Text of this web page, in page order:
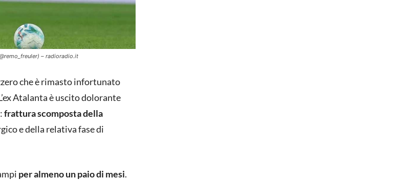
– radioradio.it
che è rimasto infortunato
Atalanta è uscito dolorante
frattura scomposta della
e della relativa fase di
per almeno un paio di mesi.